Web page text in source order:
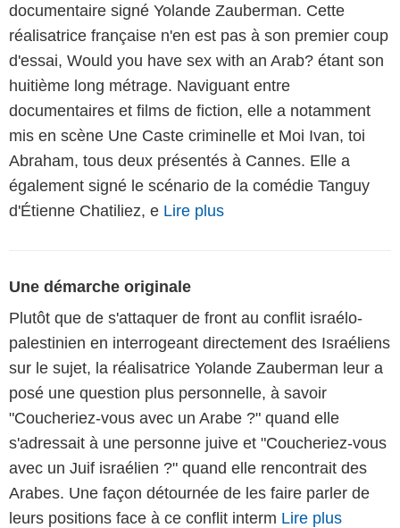
documentaire signé Yolande Zauberman. Cette
réalisatrice française n'en est pas à son premier coup
d'essai, Would you have sex with an Arab? étant son
huitième long métrage. Naviguant entre
documentaires et films de fiction, elle a notamment
mis en scène Une Caste criminelle et Moi Ivan, toi
Abraham, tous deux présentés à Cannes. Elle a
également signé le scénario de la comédie Tanguy
d'Étienne Chatiliez, e Lire plus
Une démarche originale
Plutôt que de s'attaquer de front au conflit israélo-
palestinien en interrogeant directement des Israéliens
sur le sujet, la réalisatrice Yolande Zauberman leur a
posé une question plus personnelle, à savoir
"Coucheriez-vous avec un Arabe ?" quand elle
s'adressait à une personne juive et "Coucheriez-vous
avec un Juif israélien ?" quand elle rencontrait des
Arabes. Une façon détournée de les faire parler de
leurs positions face à ce conflit interm Lire plus